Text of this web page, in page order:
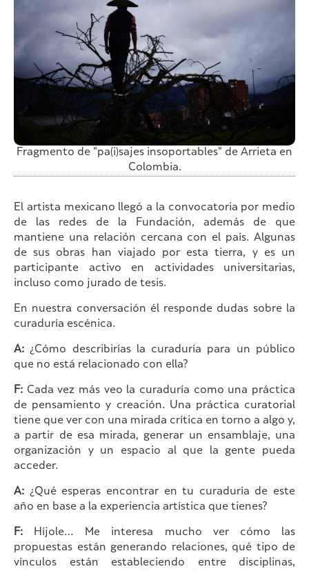
Fragmento de "pa(i)sajes insoportables" de Arrieta en
Colombia.
El artista mexicano llegó a la convocatoria por medio
de las redes de la Fundación, además de que
mantiene una relación cercana con el país. Algunas
de sus obras han viajado por esta tierra, y es un
participante activo en actividades universitarias,
incluso como jurado de tesis.
En nuestra conversación él responde dudas sobre la
curaduría escénica.
A: ¿Cómo describirías la curaduría para un público
que no está relacionado con ella?
F: Cada vez más veo la curaduría como una práctica
de pensamiento y creación. Una práctica curatorial
tiene que ver con una mirada crítica en torno a algo y,
a partir de esa mirada, generar un ensamblaje, una
organización y un espacio al que la gente pueda
acceder.
A: ¿Qué esperas encontrar en tu curaduría de este
año en base a la experiencia artística que tienes?
F: Híjole… Me interesa mucho ver cómo las
propuestas están generando relaciones, qué tipo de
vínculos están estableciendo entre disciplinas,